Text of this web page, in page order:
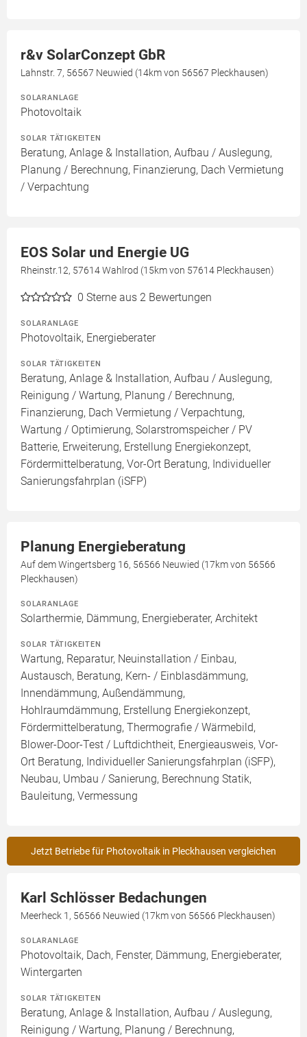
r&v SolarConzept GbR
Lahnstr. 7, 56567 Neuwied (14km von 56567 Pleckhausen)
SOLARANLAGE
Photovoltaik
SOLAR TÄTIGKEITEN
Beratung, Anlage & Installation, Aufbau / Auslegung,
Planung / Berechnung, Finanzierung, Dach Vermietung
/ Verpachtung
EOS Solar und Energie UG
Rheinstr.12, 57614 Wahlrod (15km von 57614 Pleckhausen)
0 Sterne aus 2 Bewertungen
SOLARANLAGE
Photovoltaik, Energieberater
SOLAR TÄTIGKEITEN
Beratung, Anlage & Installation, Aufbau / Auslegung,
Reinigung / Wartung, Planung / Berechnung,
Finanzierung, Dach Vermietung / Verpachtung,
Wartung / Optimierung, Solarstromspeicher / PV
Batterie, Erweiterung, Erstellung Energiekonzept,
Fördermittelberatung, Vor-Ort Beratung, Individueller
Sanierungsfahrplan (iSFP)
Planung Energieberatung
Auf dem Wingertsberg 16, 56566 Neuwied (17km von 56566
Pleckhausen)
SOLARANLAGE
Solarthermie, Dämmung, Energieberater, Architekt
SOLAR TÄTIGKEITEN
Wartung, Reparatur, Neuinstallation / Einbau,
Austausch, Beratung, Kern- / Einblasdämmung,
Innendämmung, Außendämmung,
Hohlraumdämmung, Erstellung Energiekonzept,
Fördermittelberatung, Thermografie / Wärmebild,
Blower-Door-Test / Luftdichtheit, Energieausweis, Vor-
Ort Beratung, Individueller Sanierungsfahrplan (iSFP),
Neubau, Umbau / Sanierung, Berechnung Statik,
Bauleitung, Vermessung
Jetzt Betriebe für Photovoltaik in Pleckhausen vergleichen
Karl Schlösser Bedachungen
Meerheck 1, 56566 Neuwied (17km von 56566 Pleckhausen)
SOLARANLAGE
Photovoltaik, Dach, Fenster, Dämmung, Energieberater,
Wintergarten
SOLAR TÄTIGKEITEN
Beratung, Anlage & Installation, Aufbau / Auslegung,
Reinigung / Wartung, Planung / Berechnung,